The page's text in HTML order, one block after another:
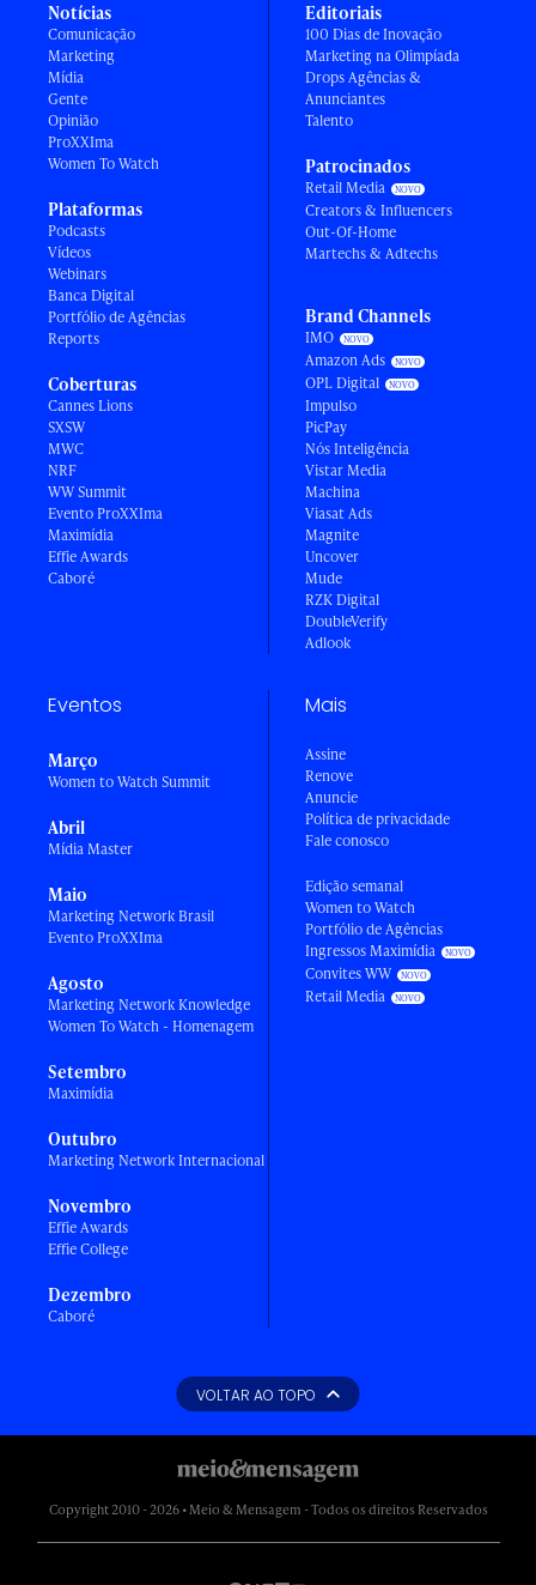
Notícias
Comunicação
Marketing
Mídia
Gente
Opinião
ProXXIma
Women To Watch
Plataformas
Podcasts
Vídeos
Webinars
Banca Digital
Portfólio de Agências
Reports
Coberturas
Cannes Lions
SXSW
MWC
NRF
WW Summit
Evento ProXXIma
Maximídia
Effie Awards
Caboré
Editoriais
100 Dias de Inovação
Marketing na Olimpíada
Drops Agências &
Anunciantes
Talento
Patrocinados
Retail Media
Creators & Influencers
Out-Of-Home
Martechs & Adtechs
Brand Channels
IMO
Amazon Ads
OPL Digital
Impulso
PicPay
Nós Inteligência
Vistar Media
Machina
Viasat Ads
Magnite
Uncover
Mude
RZK Digital
DoubleVerify
Adlook
Eventos
Março
Women to Watch Summit
Abril
Mídia Master
Maio
Marketing Network Brasil
Evento ProXXIma
Agosto
Marketing Network Knowledge
Women To Watch - Homenagem
Setembro
Maximídia
Outubro
Marketing Network Internacional
Novembro
Effie Awards
Effie College
Dezembro
Caboré
Mais
Assine
Renove
Anuncie
Política de privacidade
Fale conosco
Edição semanal
Women to Watch
Portfólio de Agências
Ingressos Maximídia
Convites WW
Retail Media
VOLTAR AO TOPO
Copyright 2010 - 2026 • Meio & Mensagem - Todos os direitos Reservados